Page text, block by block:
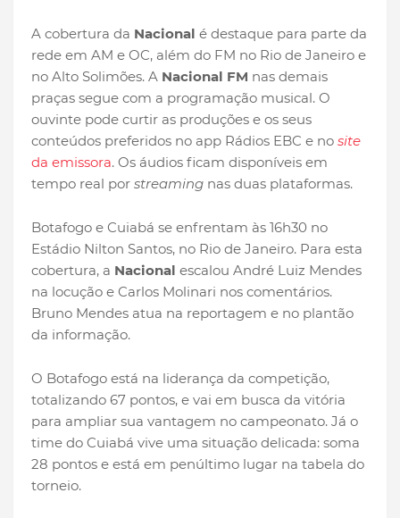
A cobertura da Nacional é destaque para parte da
rede em AM e OC, além do FM no Rio de Janeiro e
no Alto Solimões. A Nacional FM nas demais
praças segue com a programação musical. O
ouvinte pode curtir as produções e os seus
conteúdos preferidos no app Rádios EBC e no site
da emissora. Os áudios ficam disponíveis em
tempo real por streaming nas duas plataformas.
Botafogo e Cuiabá se enfrentam às 16h30 no
Estádio Nilton Santos, no Rio de Janeiro. Para esta
cobertura, a Nacional escalou André Luiz Mendes
na locução e Carlos Molinari nos comentários.
Bruno Mendes atua na reportagem e no plantão
da informação.
O Botafogo está na liderança da competição,
totalizando 67 pontos, e vai em busca da vitória
para ampliar sua vantagem no campeonato. Já o
time do Cuiabá vive uma situação delicada: soma
28 pontos e está em penúltimo lugar na tabela do
torneio.